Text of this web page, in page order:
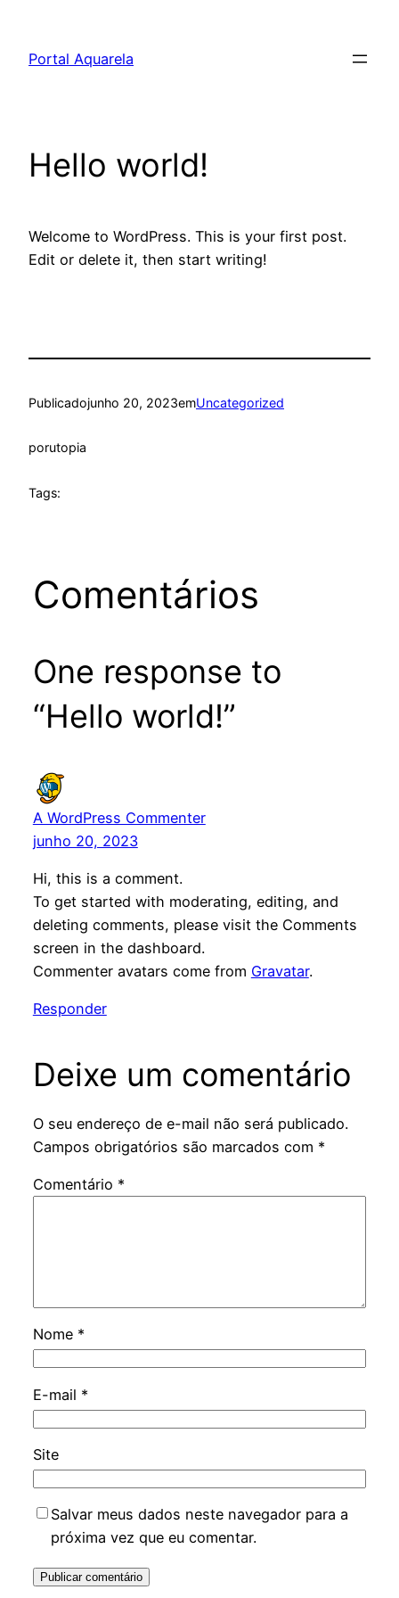
Portal Aquarela
Hello world!
Welcome to WordPress. This is your first post.
Edit or delete it, then start writing!
Publicadojunho 20, 2023emUncategorized
porutopia
Tags:
Comentários
One response to
“Hello world!”
A WordPress Commenter
junho 20, 2023
Hi, this is a comment.
To get started with moderating, editing, and
deleting comments, please visit the Comments
screen in the dashboard.
Commenter avatars come from Gravatar.
Responder
Deixe um comentário
O seu endereço de e-mail não será publicado.
Campos obrigatórios são marcados com *
Comentário *
Nome *
E-mail *
Site
Salvar meus dados neste navegador para a
próxima vez que eu comentar.